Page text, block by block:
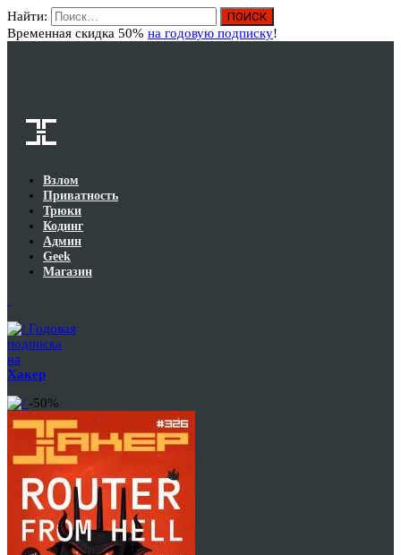
Найти:
Временная скидка 50% на годовую подписку!
Взлом
Приватность
Трюки
Кодинг
Админ
Geek
Магазин
Годовая
подписка
на
Хакер
-50%